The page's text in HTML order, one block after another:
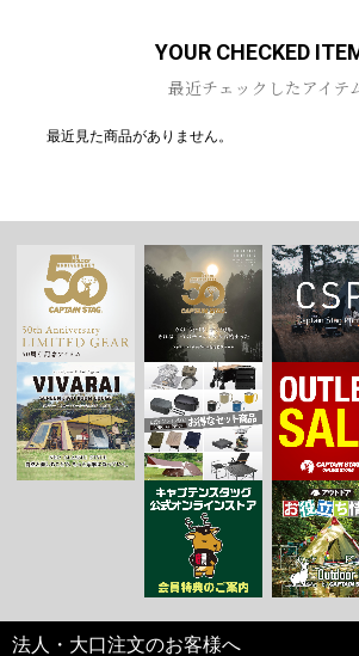
YOUR CHECKED
最近チェックしたアイテ
最近見た商品がありません。
法人・大口注文のお客様へ